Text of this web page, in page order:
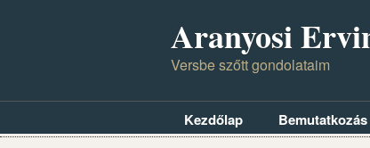
Aranyosi
Versbe szőtt gondolataim
Kezdőlap Bemutatkozás